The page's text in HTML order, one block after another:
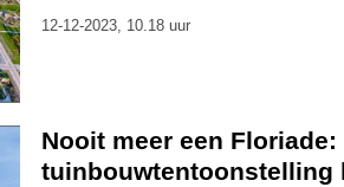
12-12-2023, 10.18 uur
Nooit meer een Floriade:
tuinbouwtentoonstelling